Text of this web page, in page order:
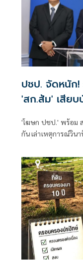
ปชป. จัดหนัก!
'สก.ส้ม' เสีย
'โฆษก ปชป.' พร้อม
กัน เล่าเหตุการณ์วิน